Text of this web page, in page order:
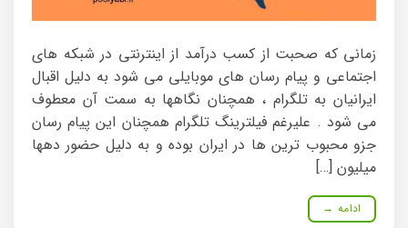
زمانی که صحبت از کسب درآمد از اینترنتی در شبکه های
اجتماعی و پیام رسان های موبایلی می شود به دلیل اقبال
ایرانیان به تلگرام ، همچنان نگاهها به سمت آن معطوف
می شود . علیرغم فیلترینگ تلگرام همچنان این پیام رسان
جزو محبوب ترین ها در ایران بوده و به دلیل حضور دهها
میلیون […]
ادامه →